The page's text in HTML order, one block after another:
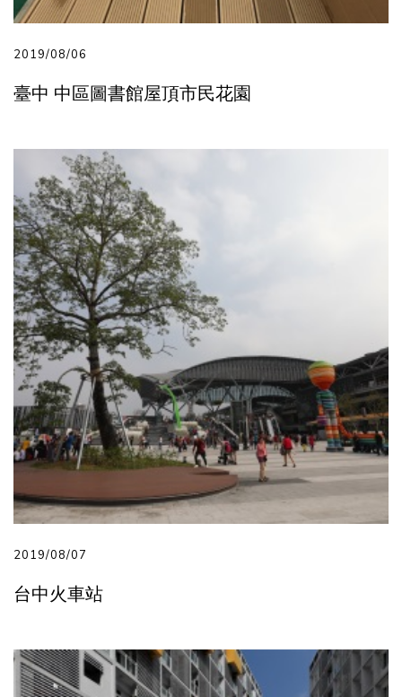
2019/08/06
臺中 中區圖書館屋頂市民花園
2019/08/07
台中火車站